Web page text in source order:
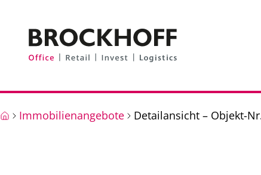
Immobilienangebote Detailansicht – Objekt-